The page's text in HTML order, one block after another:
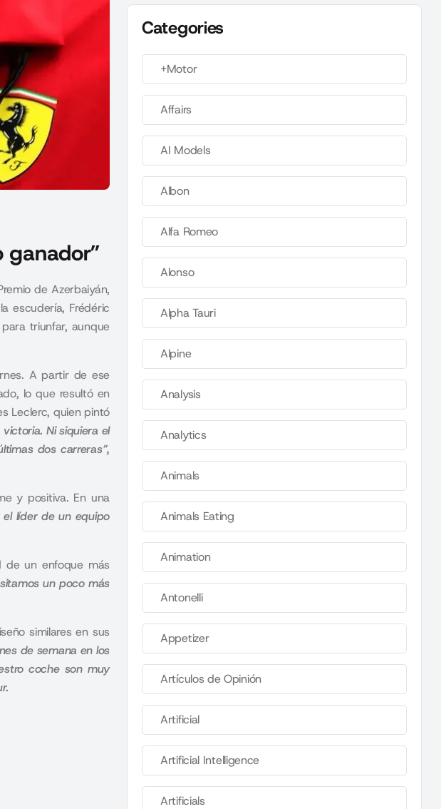
ganador”
de Azerbaiyán,
escudería, Frédéric
triunfar, aunque
A partir de ese
lo que resultó en
Leclerc, quien pintó
Ni siquiera el
dos carreras”,
y positiva. En una
el líder de un equipo
de un enfoque más
un poco más
similares en sus
de semana en los
coche son muy
Categories
+Motor
Affairs
AI Models
Albon
Alfa Romeo
Alonso
Alpha Tauri
Alpine
Analysis
Analytics
Animals
Animals Eating
Animation
Antonelli
Appetizer
Artículos de Opinión
Artificial
Artificial Intelligence
Artificials